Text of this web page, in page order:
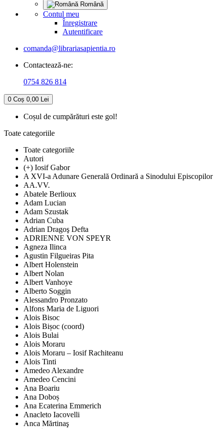
Română
Contul meu
Înregistrare
Autentificare
comanda@librariasapientia.ro
Contactează-ne:
0754 826 814
0 Coș 0,00 Lei
Coșul de cumpărături este gol!
Toate categoriile
Toate categoriile
Autori
(+) Iosif Gabor
A XVI-a Adunare Generală Ordinară a Sinodului Episcopilor
AA.VV.
Abatele Berlioux
Adam Lucian
Adam Szustak
Adrian Cuba
Adrian Dragoş Defta
ADRIENNE VON SPEYR
Agneza Ilinca
Agustin Filgueiras Pita
Albert Holenstein
Albert Nolan
Albert Vanhoye
Alberto Soggin
Alessandro Pronzato
Alfons Maria de Liguori
Alois Bisoc
Alois Bișoc (coord)
Alois Bulai
Alois Moraru
Alois Moraru – Iosif Rachiteanu
Alois Tinti
Amedeo Alexandre
Amedeo Cencini
Ana Boariu
Ana Doboș
Ana Ecaterina Emmerich
Anacleto Iacovelli
Anca Mărtinaş